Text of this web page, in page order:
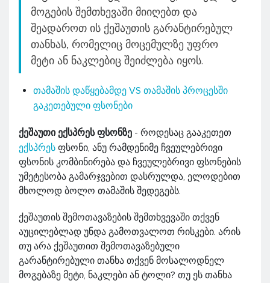
მოგების შემთხევაში მიიღებთ და
შეადაროთ ის ქეშაუთის გარანტირებულ
თანხას, რომელიც მოცემულზე უფრო
მეტი ან ნაკლებიც შეიძლება იყოს.
თამაშის დაწყებამდე VS თამაშის პროცესში
გაკეთებული ფსონები
ქეშაუთი ექსპრეს ფსონზე - როდესაც გააკეთეთ
ექსპრეს ფსონი, ანუ რამდენიმე ჩვეულებრივი
ფსონის კომბინირება და ჩვეულებრივი ფსონების
უმეტესობა გამარჯვებით დასრულდა, ელოდებით
მხოლოდ ბოლო თამაშის შედეგებს.
ქეშაუთის შემოთავაზების შემთხვევაში თქვენ
აუცილებლად უნდა გამოთვალოთ რისკები. არის
თუ არა ქეშაუთით შემოთავაზებული
გარანტირებული თანხა თქვენ მოსალოდნელ
მოგებაზე მეტი, ნაკლები ან ტოლი? თუ ეს თანხა